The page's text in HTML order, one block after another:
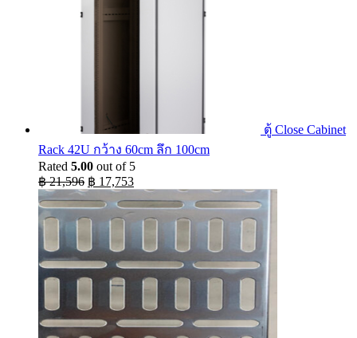
ตู้ Close Cabinet
Rack 42U กว้าง 60cm ลึก 100cm
Rated 5.00 out of 5
฿21,596 Original
price
was:
฿ 21,596.
฿ 17,753Current
price
is:
฿ 17,753.